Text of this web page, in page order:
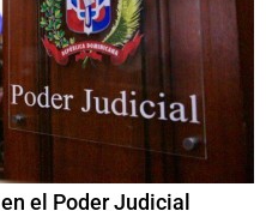
el Poder Judicial